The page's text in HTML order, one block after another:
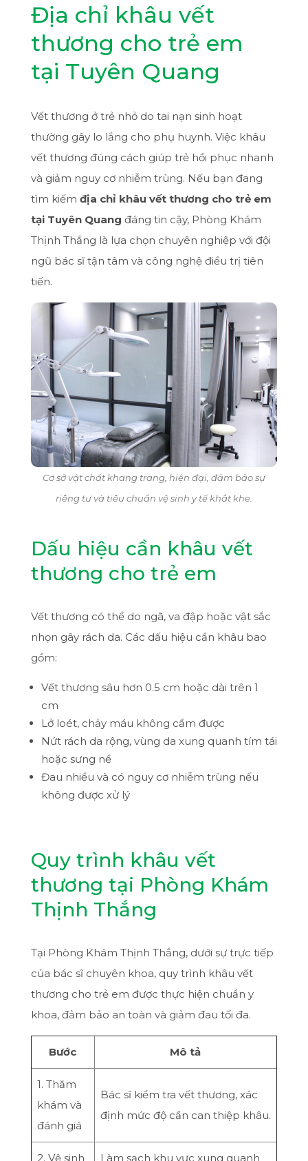
Địa chỉ khâu vết
thương cho trẻ em
tại Tuyên Quang
Vết thương ở trẻ nhỏ do tai nạn sinh hoạt
thường gây lo lắng cho phụ huynh. Việc khâu
vết thương đúng cách giúp trẻ hồi phục nhanh
và giảm nguy cơ nhiễm trùng. Nếu bạn đang
tìm kiếm địa chỉ khâu vết thương cho trẻ em
tại Tuyên Quang đáng tin cậy, Phòng Khám
Thịnh Thắng là lựa chọn chuyên nghiệp với đội
ngũ bác sĩ tận tâm và công nghệ điều trị tiên
tiến.
Cơ sở vật chất khang trang, hiện đại, đảm bảo sự
riêng tư và tiêu chuẩn vệ sinh y tế khắt khe.
Dấu hiệu cần khâu vết
thương cho trẻ em
Vết thương có thể do ngã, va đập hoặc vật sắc
nhọn gây rách da. Các dấu hiệu cần khâu bao
gồm:
Vết thương sâu hơn 0.5 cm hoặc dài trên 1
cm
Lở loét, chảy máu không cầm được
Nứt rách da rộng, vùng da xung quanh tím tái
hoặc sưng nề
Đau nhiều và có nguy cơ nhiễm trùng nếu
không được xử lý
Quy trình khâu vết
thương tại Phòng Khám
Thịnh Thắng
Tại Phòng Khám Thịnh Thắng, dưới sự trực tiếp
của bác sĩ chuyên khoa, quy trình khâu vết
thương cho trẻ em được thực hiện chuẩn y
khoa, đảm bảo an toàn và giảm đau tối đa.
Bước Mô tả
1. Thăm
khám và
đánh giá
Bác sĩ kiểm tra vết thương, xác
định mức độ cần can thiệp khâu.
2. Vệ sinh Làm sạch khu vực xung quanh